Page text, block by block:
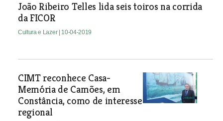
João Ribeiro Telles lida seis toiros na corrida
da FICOR
Cultura e Lazer | 10-04-2019
CIMT reconhece Casa-
Memória de Camões, em
Constância, como de interesse
regional